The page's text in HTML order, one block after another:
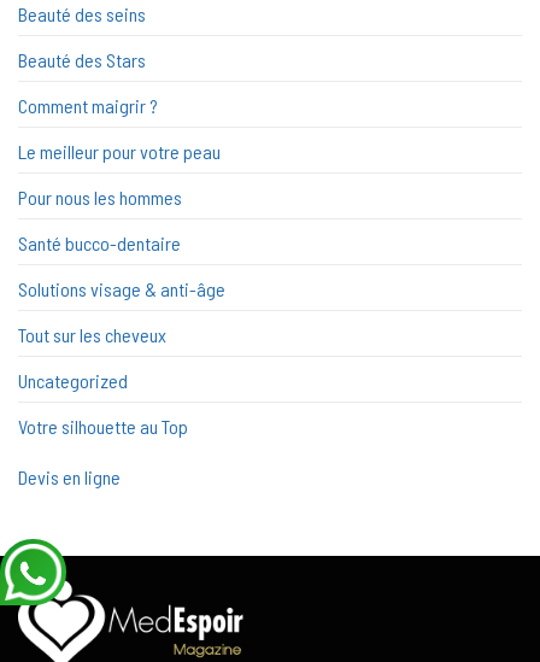
Beauté des seins
Beauté des Stars
Comment maigrir ?
Le meilleur pour votre peau
Pour nous les hommes
Santé bucco-dentaire
Solutions visage & anti-âge
Tout sur les cheveux
Uncategorized
Votre silhouette au Top
Devis en ligne